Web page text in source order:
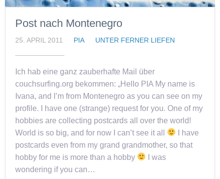
Post nach Montenegro
25. APRIL 2011 PIA UNTER FERNER LIEFEN
Ich hab eine ganz zauberhafte Mail über
couchsurfing.org bekommen: „Hello PIA My name is
Ivana, and I’m from Montenegro as you can see on my
profile. I have one (strange) request for you. One of my
hobbies are collecting postcards all over the world!
World is so big, and for now I can’t see it all
I have
postcards even from my grand grandmother, so that
hobby for me is more than a hobby
I was
wondering if you can…